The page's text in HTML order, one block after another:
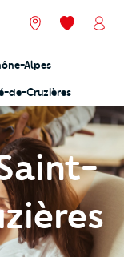
Nos agences
Mes
Alpes
de-Cruzières